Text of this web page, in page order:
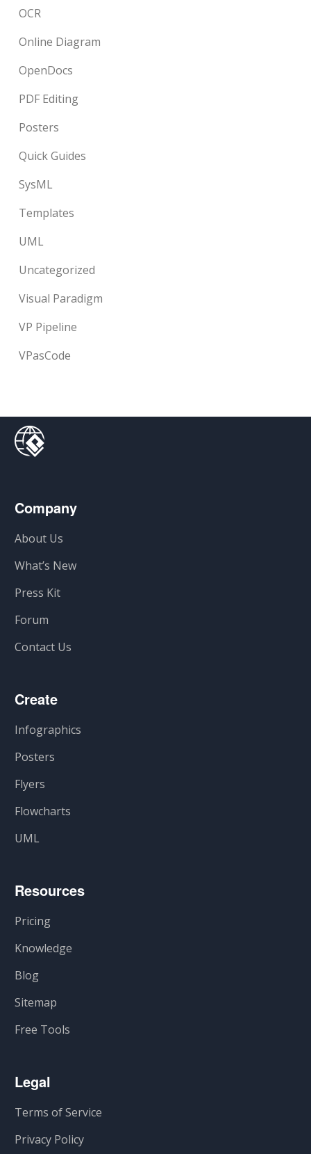
OCR
Online Diagram
OpenDocs
PDF Editing
Posters
Quick Guides
SysML
Templates
UML
Uncategorized
Visual Paradigm
VP Pipeline
VPasCode
Company
About Us
What’s New
Press Kit
Forum
Contact Us
Create
Infographics
Posters
Flyers
Flowcharts
UML
Resources
Pricing
Knowledge
Blog
Sitemap
Free Tools
Legal
Terms of Service
Privacy Policy